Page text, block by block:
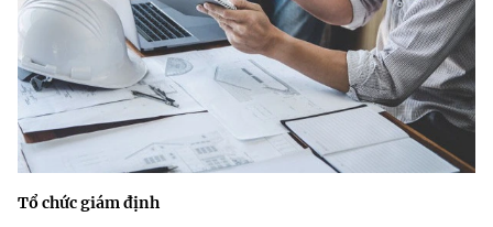
Tổ chức giám định